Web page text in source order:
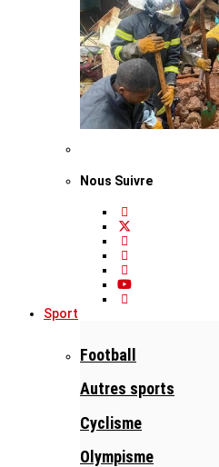
Nous Suivre
Sport
Football
Autres sports
Cyclisme
Olympisme